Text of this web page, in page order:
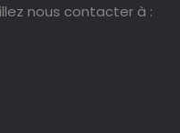
nous contacter à :